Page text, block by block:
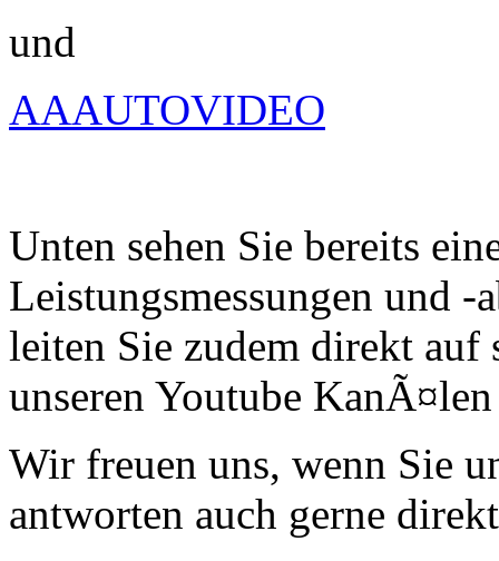
und
AAAUTOVIDEO
Unten sehen Sie bereits
Leistungsmessungen und -
leiten Sie zudem direkt auf
unseren Youtube
Wir freuen uns, wenn Sie
antworten auch gerne